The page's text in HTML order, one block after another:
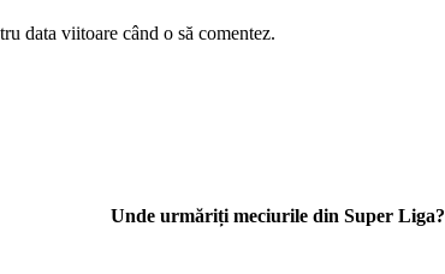
data viitoare când o să comentez.
Unde urmăriți meciurile din Super Liga?